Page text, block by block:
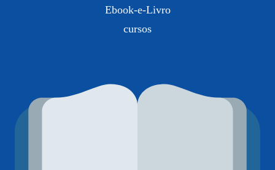
Ebook-e-Livro
cursos